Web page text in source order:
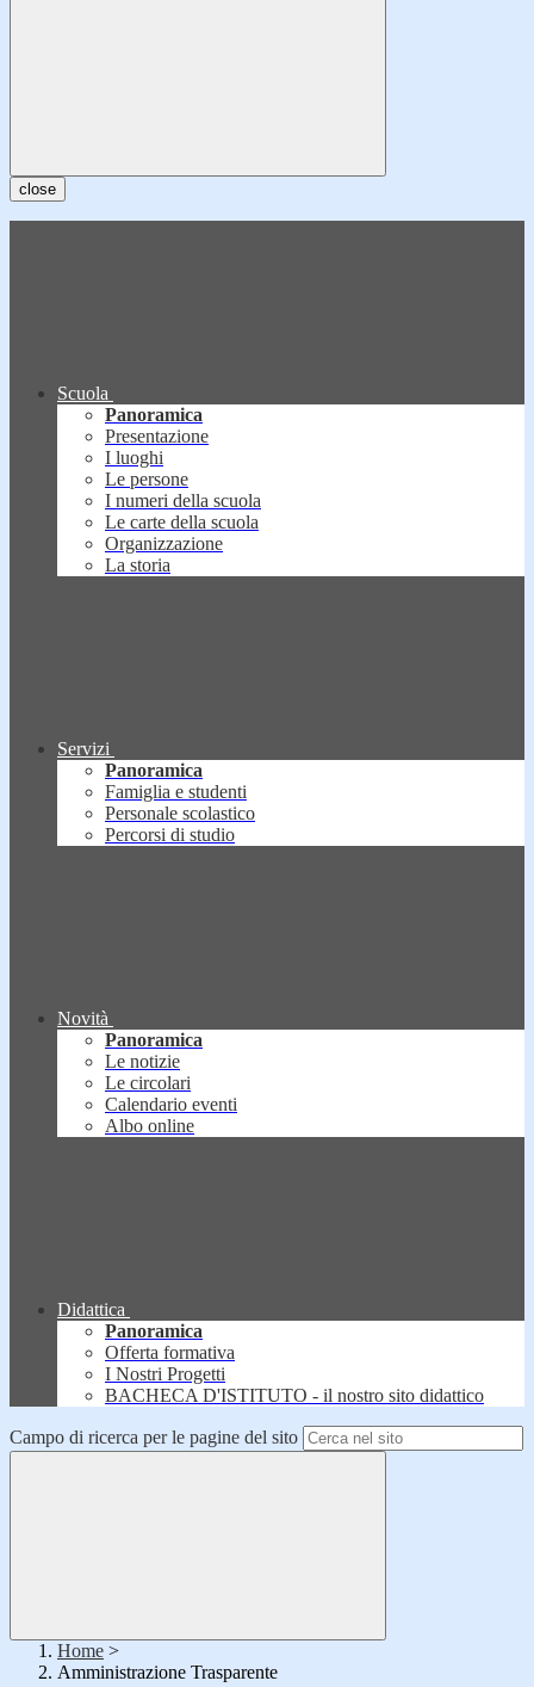
close
Scuola
Panoramica
Presentazione
I luoghi
Le persone
I numeri della scuola
Le carte della scuola
Organizzazione
La storia
Servizi
Panoramica
Famiglia e studenti
Personale scolastico
Percorsi di studio
Novità
Panoramica
Le notizie
Le circolari
Calendario eventi
Albo online
Didattica
Panoramica
Offerta formativa
I Nostri Progetti
BACHECA D'ISTITUTO - il nostro sito didattico
Campo di ricerca per le pagine del sito
Home >
Amministrazione Trasparente